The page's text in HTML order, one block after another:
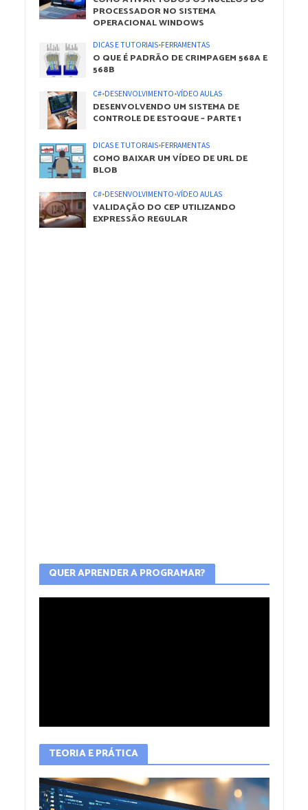
PROCESSADOR NO SISTEMA
OPERACIONAL WINDOWS
DICAS E TUTORIAIS•FERRAMENTAS
O QUE É PADRÃO DE CRIMPAGEM 568A E
568B
C#•DESENVOLVIMENTO•VÍDEO AULAS
DESENVOLVENDO UM SISTEMA DE
CONTROLE DE ESTOQUE – PARTE 1
DICAS E TUTORIAIS•FERRAMENTAS
COMO BAIXAR UM VÍDEO DE URL DE
BLOB
C#•DESENVOLVIMENTO•VÍDEO AULAS
VALIDAÇÃO DO CEP UTILIZANDO
EXPRESSÃO REGULAR
QUER APRENDER A PROGRAMAR?
TEORIA E PRÁTICA